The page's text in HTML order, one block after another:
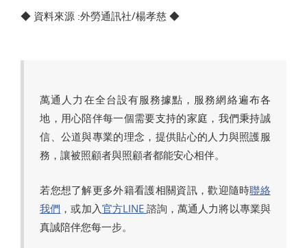
◆ 資料來源 :外勞通訊社/楊孝慈 ◆
萬通人力在全台設有服務據點，服務網絡遍布各
地，用心陪伴每一個需要支持的家庭，我們秉持誠
信、公道與專業的理念，提供貼心的人力與照護服
務，讓被照顧者與照顧者都能安心相伴。
若您想了解更多外籍看護相關資訊，歡迎隨時聯絡
我們 ，或加入官方LINE 諮詢，萬通人力將以專業與
真誠陪伴您每一步。